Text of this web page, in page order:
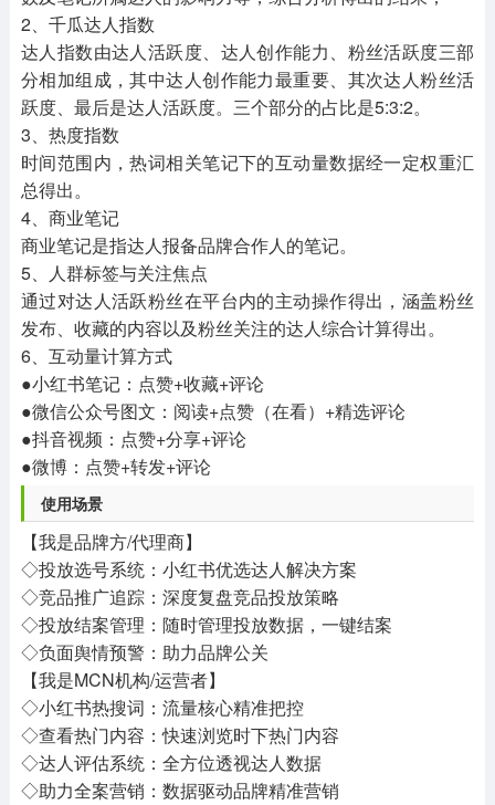
2、千瓜达人指数
达人指数由达人活跃度、达人创作能力、粉丝活跃度三部
分相加组成，其中达人创作能力最重要、其次达人粉丝活
跃度、最后是达人活跃度。三个部分的占比是5:3:2。
3、热度指数
时间范围内，热词相关笔记下的互动量数据经一定权重汇
总得出。
4、商业笔记
商业笔记是指达人报备品牌合作人的笔记。
5、人群标签与关注焦点
通过对达人活跃粉丝在平台内的主动操作得出，涵盖粉丝
发布、收藏的内容以及粉丝关注的达人综合计算得出。
6、互动量计算方式
●小红书笔记：点赞+收藏+评论
●微信公众号图文：阅读+点赞（在看）+精选评论
●抖音视频：点赞+分享+评论
●微博：点赞+转发+评论
使用场景
【我是品牌方/代理商】
◇投放选号系统：小红书优选达人解决方案
◇竞品推广追踪：深度复盘竞品投放策略
◇投放结案管理：随时管理投放数据，一键结案
◇负面舆情预警：助力品牌公关
【我是MCN机构/运营者】
◇小红书热搜词：流量核心精准把控
◇查看热门内容：快速浏览时下热门内容
◇达人评估系统：全方位透视达人数据
◇助力全案营销：数据驱动品牌精准营销